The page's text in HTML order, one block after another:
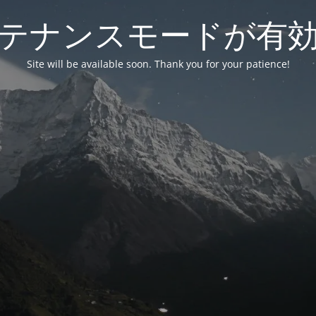
ナンスモードが有
Site will be available soon. Thank you for your patience!